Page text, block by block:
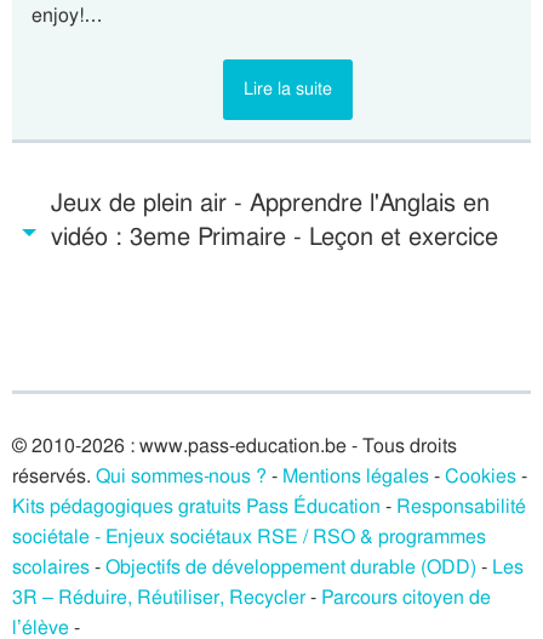
enjoy!…
Lire la suite
Jeux de plein air - Apprendre l'Anglais en
vidéo : 3eme Primaire - Leçon et exercice
© 2010-2026 : www.pass-education.be - Tous droits
réservés. Qui sommes-nous ? - Mentions légales-Cookies-
Kits pédagogiques gratuits Pass Éducation - Responsabilité
sociétale - Enjeux sociétaux RSE / RSO & programmes
scolaires-Objectifs de développement durable (ODD) - Les
3R – Réduire, Réutiliser, Recycler- Parcours citoyen de
l’élève-